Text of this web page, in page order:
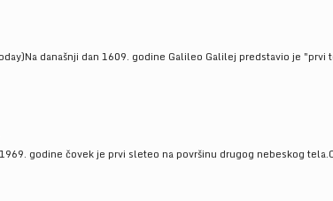
današnji dan 1609. godine Galileo Galilej predstavio je
godine čovek je prvi sleteo na površinu drugog nebeskog